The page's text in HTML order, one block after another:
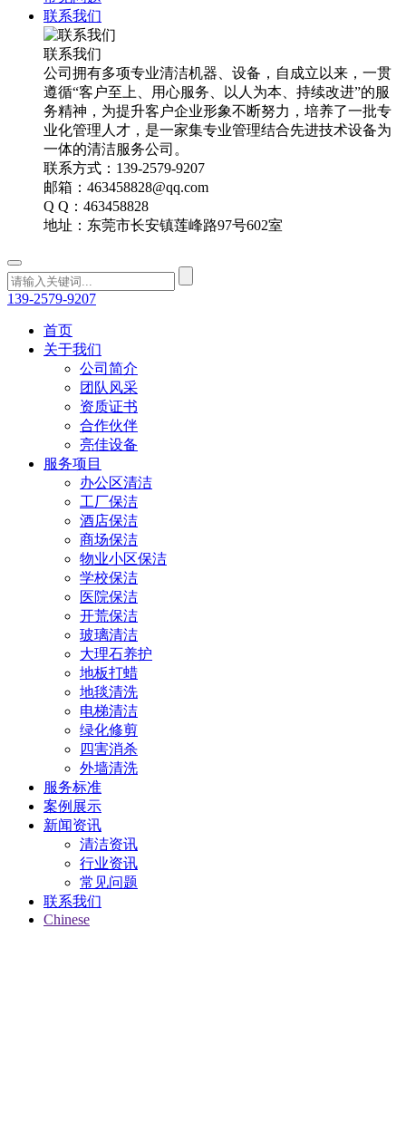
联系我们
联系我们
公司拥有多项专业清洁机器、设备，自成立以来，一贯
遵循“客户至上、用心服务、以人为本、持续改进”的服
务精神，为提升客户企业形象不断努力，培养了一批专
业化管理人才，是一家集专业管理结合先进技术设备为
一体的清洁服务公司。
联系方式：139-2579-9207
邮箱：463458828@qq.com
Q Q：463458828
地址：东莞市长安镇莲峰路97号602室
139-2579-9207
首页
关于我们
公司简介
团队风采
资质证书
合作伙伴
亮佳设备
服务项目
办公区清洁
工厂保洁
酒店保洁
商场保洁
物业小区保洁
学校保洁
医院保洁
开荒保洁
玻璃清洁
大理石养护
地板打蜡
地毯清洗
电梯清洁
绿化修剪
四害消杀
外墙清洗
服务标准
案例展示
新闻资讯
清洁资讯
行业资讯
常见问题
联系我们
Chinese